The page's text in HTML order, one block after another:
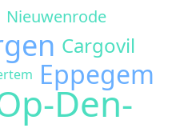
Nieuwenrode
Cargovil
Eppegem
Den-